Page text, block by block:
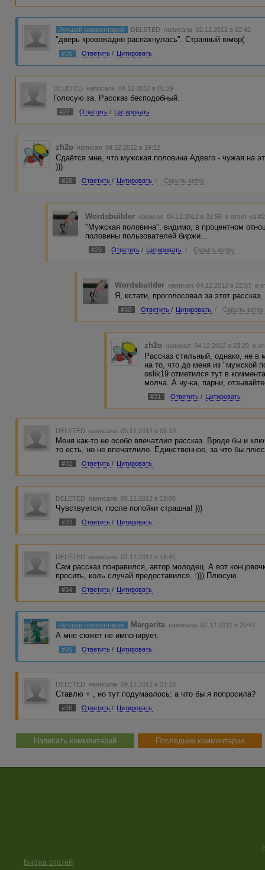
Лучший комментарий DELETED написала 02.12.2012 в 22:42
"дверь кровожадно распахнулась". Странный юмор(
#26 Ответить / Цитировать
DELETED написала 04.12.2012 в 01:29
Голосую за. Рассказ бесподобный.
#27 Ответить / Цитировать
zh2o написал 04.12.2012 в 19:12
Сдаётся мне, что мужская половина Адвего - чужая на
)))
#28 Ответить / Цитировать / Скрыть ветку
Wordsbuilder написал 04.12.2012 в 22:56 в ответ на
"Мужская половина", видимо, в процентном
половины пользователей биржи...
#29 Ответить / Цитировать / Скрыть ветку
Wordsbuilder написал 04.12.2012 в 22:57 в
Я, кстати, проголосовал за этот рассказ.
#30 Ответить / Цитировать / Скрыть ветку
zh2o написал 04.12.2012 в 23:29 в
Рассказ стильный, однако, не в
на то, что до меня из "мужской
oslik19 отметился тут в
молча. А ну-ка, парни,
#31 Ответить / Цитировать
DELETED написала 05.12.2012 в 05:10
Меня как-то не особо впечатлил рассказ. Вроде бы и
то есть, но не впечатлило. Единственное, за что бы
#32 Ответить / Цитировать
DELETED написала 05.12.2012 в 15:05
Чувствуется, после попойки страшна! )))
#33 Ответить / Цитировать
DELETED написала 07.12.2012 в 16:41
Сам рассказ понравился, автор молодец. А вот
просить, коль случай предоставился. :))) Плюсую.
#34 Ответить / Цитировать
Лучший комментарий Margarita написала 07.12.2012 в 20:47
А мне сюжет не импонирует.
#35 Ответить / Цитировать
DELETED написала 09.12.2012 в 21:18
Ставлю + , но тут подумаолось: а что бы я попросила?
#36 Ответить / Цитировать
Написать комментарий Последние комментарии
Биржа статей